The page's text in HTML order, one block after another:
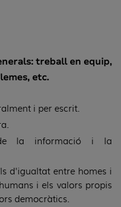
treball en equip,
etc.
i per escrit.
la informació i la
d'igualtat entre homes i
i els valors propis
democràtics.